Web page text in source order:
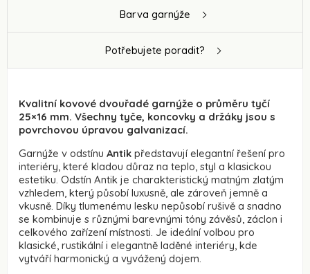
Barva garnýže
Potřebujete poradit?
Kvalitní kovové dvouřadé garnýže o průměru tyčí
25×16 mm. Všechny tyče, koncovky a držáky jsou s
povrchovou úpravou galvanizací.
Garnýže v odstínu Antik představují elegantní řešení pro
interiéry, které kladou důraz na teplo, styl a klasickou
estetiku. Odstín Antik je charakteristický matným zlatým
vzhledem, který působí luxusně, ale zároveň jemně a
vkusně. Díky tlumenému lesku nepůsobí rušivě a snadno
se kombinuje s různými barevnými tóny závěsů, záclon i
celkového zařízení místnosti. Je ideální volbou pro
klasické, rustikální i elegantně laděné interiéry, kde
vytváří harmonický a vyvážený dojem.